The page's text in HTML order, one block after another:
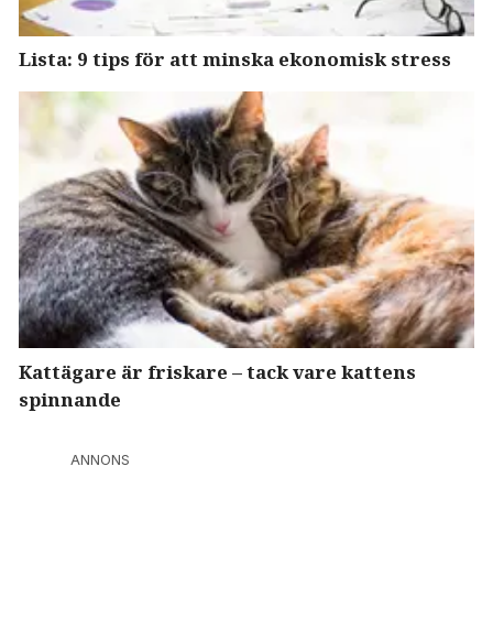
Lista: 9 tips för att minska ekonomisk stress
Kattägare är friskare – tack vare kattens
spinnande
ANNONS